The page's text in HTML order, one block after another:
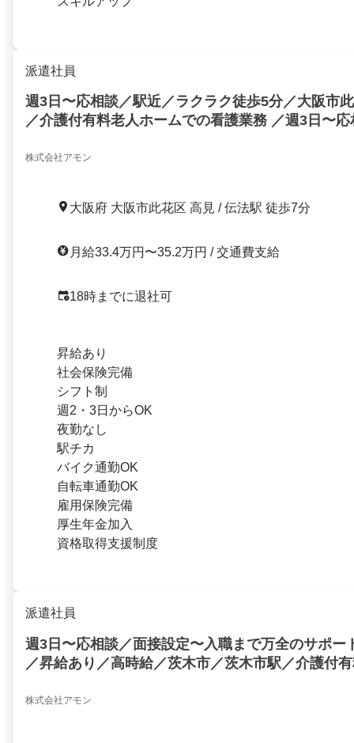
派遣社員
週3日〜応相談／駅近／ラクラク徒歩5分／大阪市
／介護付有料老人ホームでの看護業務 ／週3日〜
での看護業務
株式会社アモン
大阪府 大阪市此花区 高見 / 伝法駅 徒歩7分
月給33.4万円〜35.2万円 / 交通費支給
18時までに退社可
昇給あり
社会保険完備
シフト制
週2・3日からOK
夜勤なし
駅チカ
バイク通勤OK
自転車通勤OK
雇用保険完備
厚生年金加入
資格取得支援制度
派遣社員
週3日〜応相談／面接設定〜入職まで万全のサポー
／昇給あり／高時給／茨木市／茨木市駅／介護付
／ＷワークOK／昇給あり／高時給／茨木市／茨木
株式会社アモン